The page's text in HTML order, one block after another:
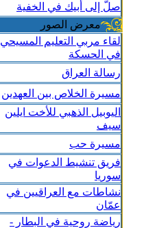
صلّ إلى أبيك في الخفية
معرض الصور
لقاء مربي التعليم المسيحي
في الحسكة
رسالة العراق
مسيرة الخلاص بين العهدين
اليوبيل الذهبي للأخت ايلين
سيف
مسيرة حب
فريق تنشيط الدعوات في
سوريا
نشاطات مع العراقيين في
عمّان
رياضة روحية في البطار -